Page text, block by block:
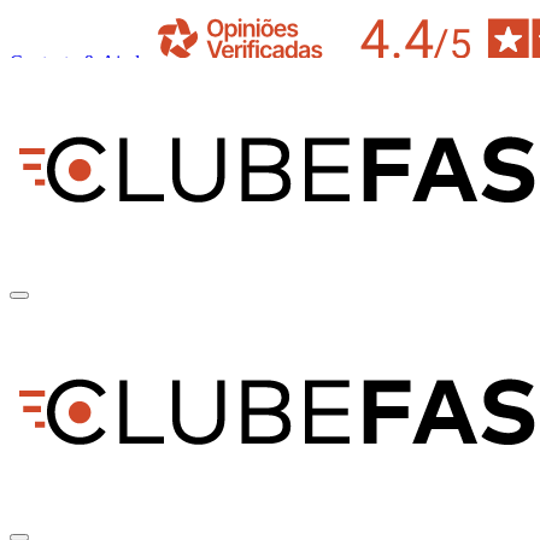
Contacto & Ajuda